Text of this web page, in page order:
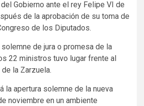
Gobierno ante el rey Felipe VI de
de la aprobación de su toma de
de los Diputados.
de jura o promesa de la
22 ministros tuvo lugar frente al
la Zarzuela.
la apertura solemne de la nueva
noviembre en un ambiente